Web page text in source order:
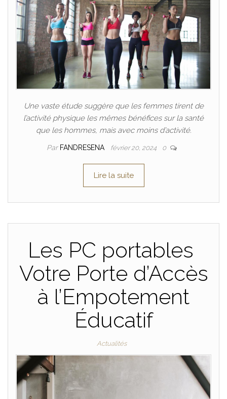
Une vaste étude suggère que les femmes tirent de
l’activité physique les mêmes bénéfices sur la santé
que les hommes, mais avec moins d’activité.
Par FANDRESENA février 20, 2024 0
Lire la suite
Les PC portables
Votre Porte d’Accès
à l’Empotement
Éducatif
Actualités